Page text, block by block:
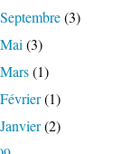
Septembre(3)
Mai (3)
Mars(1)
Février(1)
Janvier(2)